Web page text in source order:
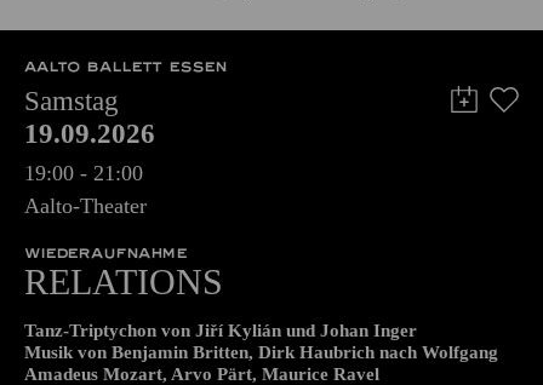
AALTO BALLETT ESSEN
Samstag
19.09.2026
19:00 - 21:00
Aalto-Theater
WIEDERAUFNAHME
RELATIONS
Tanz-Triptychon von Jiří Kylián und Johan Inger
Musik von Benjamin Britten, Dirk Haubrich nach Wolfgang
Amadeus Mozart, Arvo Pärt, Maurice Ravel